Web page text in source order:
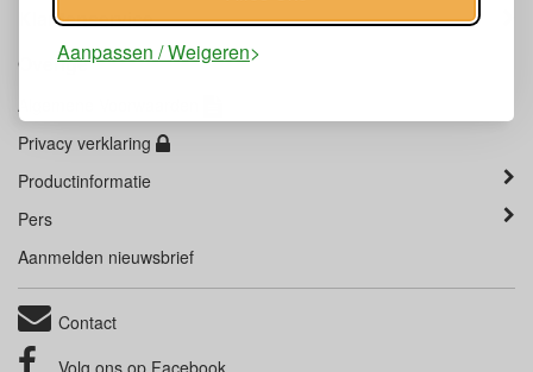
Aanpassen / Weigeren
Klantenservice
Overige
Algemene Voorwaarden
Privacy verklaring
Productinformatie
Pers
Aanmelden nieuwsbrief
Contact
Volg ons op Facebook